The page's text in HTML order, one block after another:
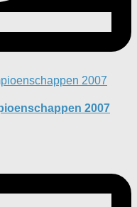
2007